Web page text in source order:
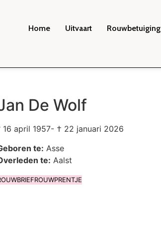
Home Uitvaart Rouwbetuiging
De Wolf
16 april 1957- † 22 januari 2026
te: Asse
te: Aalst
ROUWPRENTJE